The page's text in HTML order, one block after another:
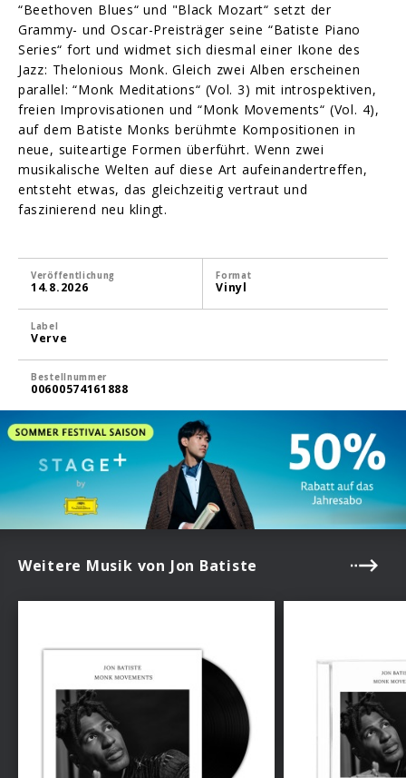
“Beethoven Blues“ und "Black Mozart“ setzt der
Grammy- und Oscar-Preisträger seine “Batiste Piano
Series“ fort und widmet sich diesmal einer Ikone des
Jazz: Thelonious Monk. Gleich zwei Alben erscheinen
parallel: “Monk Meditations“ (Vol. 3) mit introspektiven,
freien Improvisationen und “Monk Movements“ (Vol. 4),
auf dem Batiste Monks berühmte Kompositionen in
neue, suiteartige Formen überführt. Wenn zwei
musikalische Welten auf diese Art aufeinandertreffen,
entsteht etwas, das gleichzeitig vertraut und
faszinierend neu klingt.
Veröffentlichung
14.8.2026
Format
Vinyl
Label
Verve
Bestellnummer
00600574161888
Weitere Musik von Jon Batiste